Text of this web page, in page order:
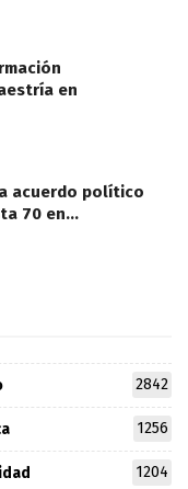
en
acuerdo político
70 en…
2842
1256
1204